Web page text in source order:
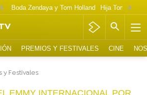
Boda Zendaya y Tom Holland Hija Tom
PREMIOS Y FESTIVALES CINE
y Festivales
EMMY INTERNACIONAL POR